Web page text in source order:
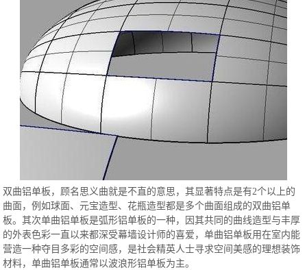
双曲铝单板，顾名思义曲就是不直的意思，其显著特点是有2个以上的
曲面，例如球面、元宝造型、花瓶造型都是多个曲面组成的双曲铝单
板。其次单曲铝单板是弧形铝单板的一种，因其共同的曲线造型与丰厚
的外表色彩一直以来都深受幕墙设计师的喜爱，单曲铝单板用在室内能
营造一种夺目多彩的空间感，是社会精英人士寻求空间美感的理想装饰
材料，单曲铝单板通常以波浪形铝单板为主。